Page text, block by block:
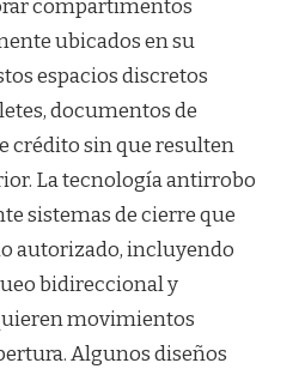
compartimentos
ubicados en su
espacios discretos
documentos de
crédito sin que resulten
La tecnología antirrobo
sistemas de cierre que
autorizado, incluyendo
bidireccional y
movimientos
Algunos diseños